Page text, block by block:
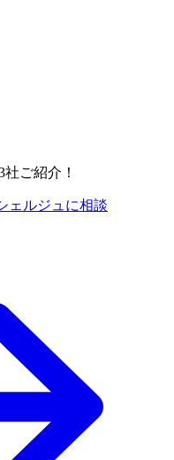
ご紹介！
ェルジュに相談